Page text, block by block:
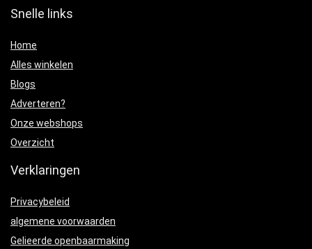
Snelle links
Home
Alles winkelen
Blogs
Adverteren?
Onze webshops
Overzicht
Verklaringen
Privacybeleid
algemene voorwaarden
Gelieerde openbaarmaking